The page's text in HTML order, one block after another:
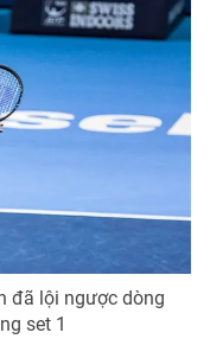
đã lội ngược dòng
set 1